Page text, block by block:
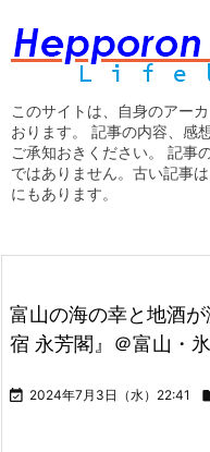
このサイトは、自身のアー
おります。 記事の内容、感
ご承知おきください。 記事
ではありません。古い記
にもあります。
富山の海の幸と地酒
宿 永芳閣』＠富山・
 2024年7月3日（水）22:41